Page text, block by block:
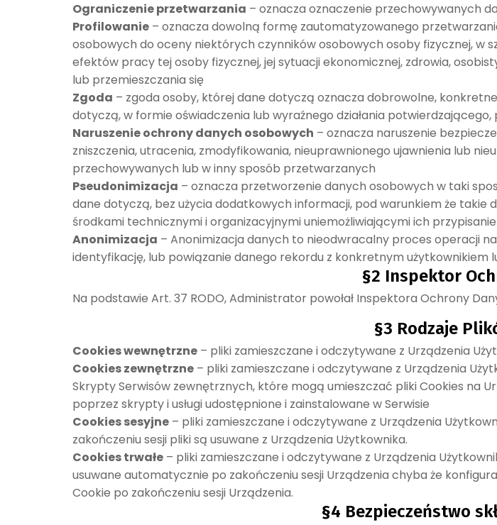
Ograniczenie przetwarzania – oznacza oznaczenie przechowywanych
Profilowanie – oznacza dowolną formę zautomatyzowanego
osobowych do oceny niektórych czynników osobowych osoby fizycznej, w
efektów pracy tej osoby fizycznej, jej sytuacji ekonomicznej, zdrowia,
lub przemieszczania się
Zgoda – zgoda osoby, której dane dotyczą oznacza dobrowolne,
dotyczą, w formie oświadczenia lub wyraźnego działania
Naruszenie ochrony danych osobowych – oznacza naruszenie
zniszczenia, utracenia, zmodyfikowania, nieuprawnionego ujawnienia lub
przechowywanych lub w inny sposób przetwarzanych
Pseudonimizacja – oznacza przetworzenie danych osobowych w taki
dane dotyczą, bez użycia dodatkowych informacji, pod warunkiem że
środkami technicznymi i organizacyjnymi uniemożliwiającymi ich
Anonimizacja – Anonimizacja danych to nieodwracalny proces operacji
identyfikację, lub powiązanie danego rekordu z konkretnym użytkownikiem
§2 Inspektor
Na podstawie Art. 37 RODO, Administrator powołał Inspektora Ochrony
§3 Rodzaje
Cookies wewnętrzne – pliki zamieszczane i odczytywane z Urządzenia
Cookies zewnętrzne – pliki zamieszczane i odczytywane z Urządzenia
Skrypty Serwisów zewnętrznych, które mogą umieszczać pliki Cookies na
poprzez skrypty i usługi udostępnione i zainstalowane w Serwisie
Cookies sesyjne – pliki zamieszczane i odczytywane z Urządzenia
zakończeniu sesji pliki są usuwane z Urządzenia Użytkownika.
Cookies trwałe – pliki zamieszczane i odczytywane z Urządzenia
usuwane automatycznie po zakończeniu sesji Urządzenia chyba że
Cookie po zakończeniu sesji Urządzenia.
§4 Bezpieczeństwo